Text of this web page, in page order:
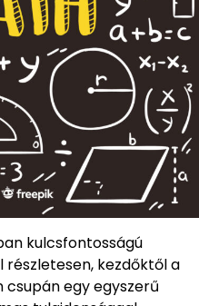
kulcsfontosságú
részletesen, kezdőktől a
csupán egy egyszerű